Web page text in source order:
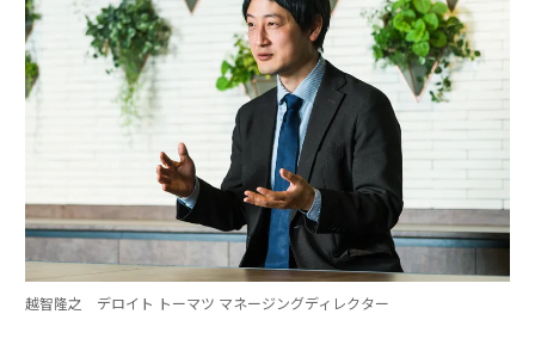
越智隆之 デロイト トーマツ マネージングディレクター